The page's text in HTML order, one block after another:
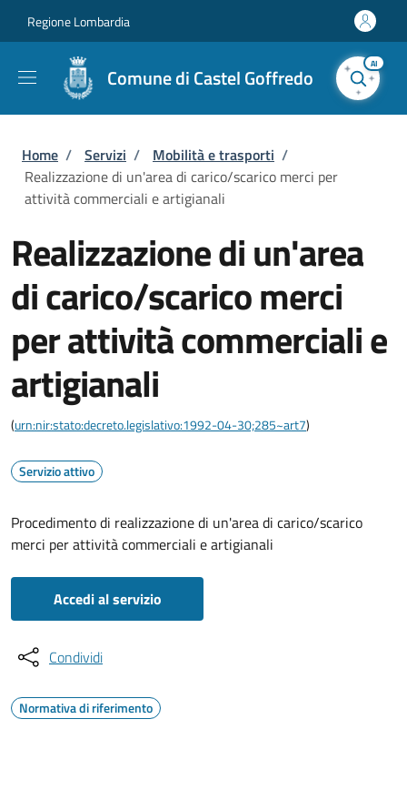
Regione Lombardia
Comune di Castel Goffredo
AI
Briciole di pane
Home / Servizi / Mobilità e trasporti /
Realizzazione di un'area di carico/scarico merci per
attività commerciali e artigianali
Realizzazione di un'area
di carico/scarico merci
per attività commerciali e
artigianali
(urn:nir:stato:decreto.legislativo:1992-04-30;285~art7)
Servizio attivo
Procedimento di realizzazione di un'area di carico/scarico
merci per attività commerciali e artigianali
Accedi al servizio
Condividi
Normativa di riferimento